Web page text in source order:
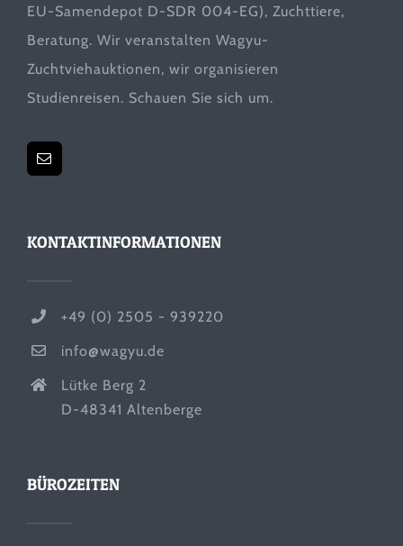
EU-Samendepot D-SDR 004-EG), Zuchttiere,
Beratung. Wir veranstalten Wagyu-
Zuchtviehauktionen, wir organisieren
Studienreisen. Schauen Sie sich um.
KONTAKTINFORMATIONEN
+49 (0) 2505 - 939220
info@wagyu.de
Lütke Berg 2
D-48341 Altenberge
BÜROZEITEN